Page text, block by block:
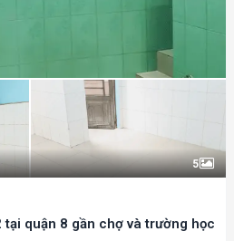
5
quận 8 gần chợ và trường học